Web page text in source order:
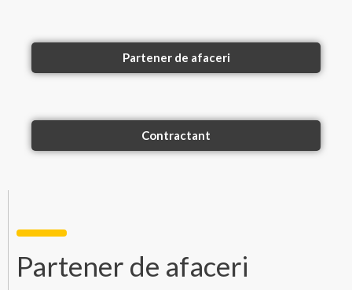
Partener de afaceri
Contractant
Partener de afaceri